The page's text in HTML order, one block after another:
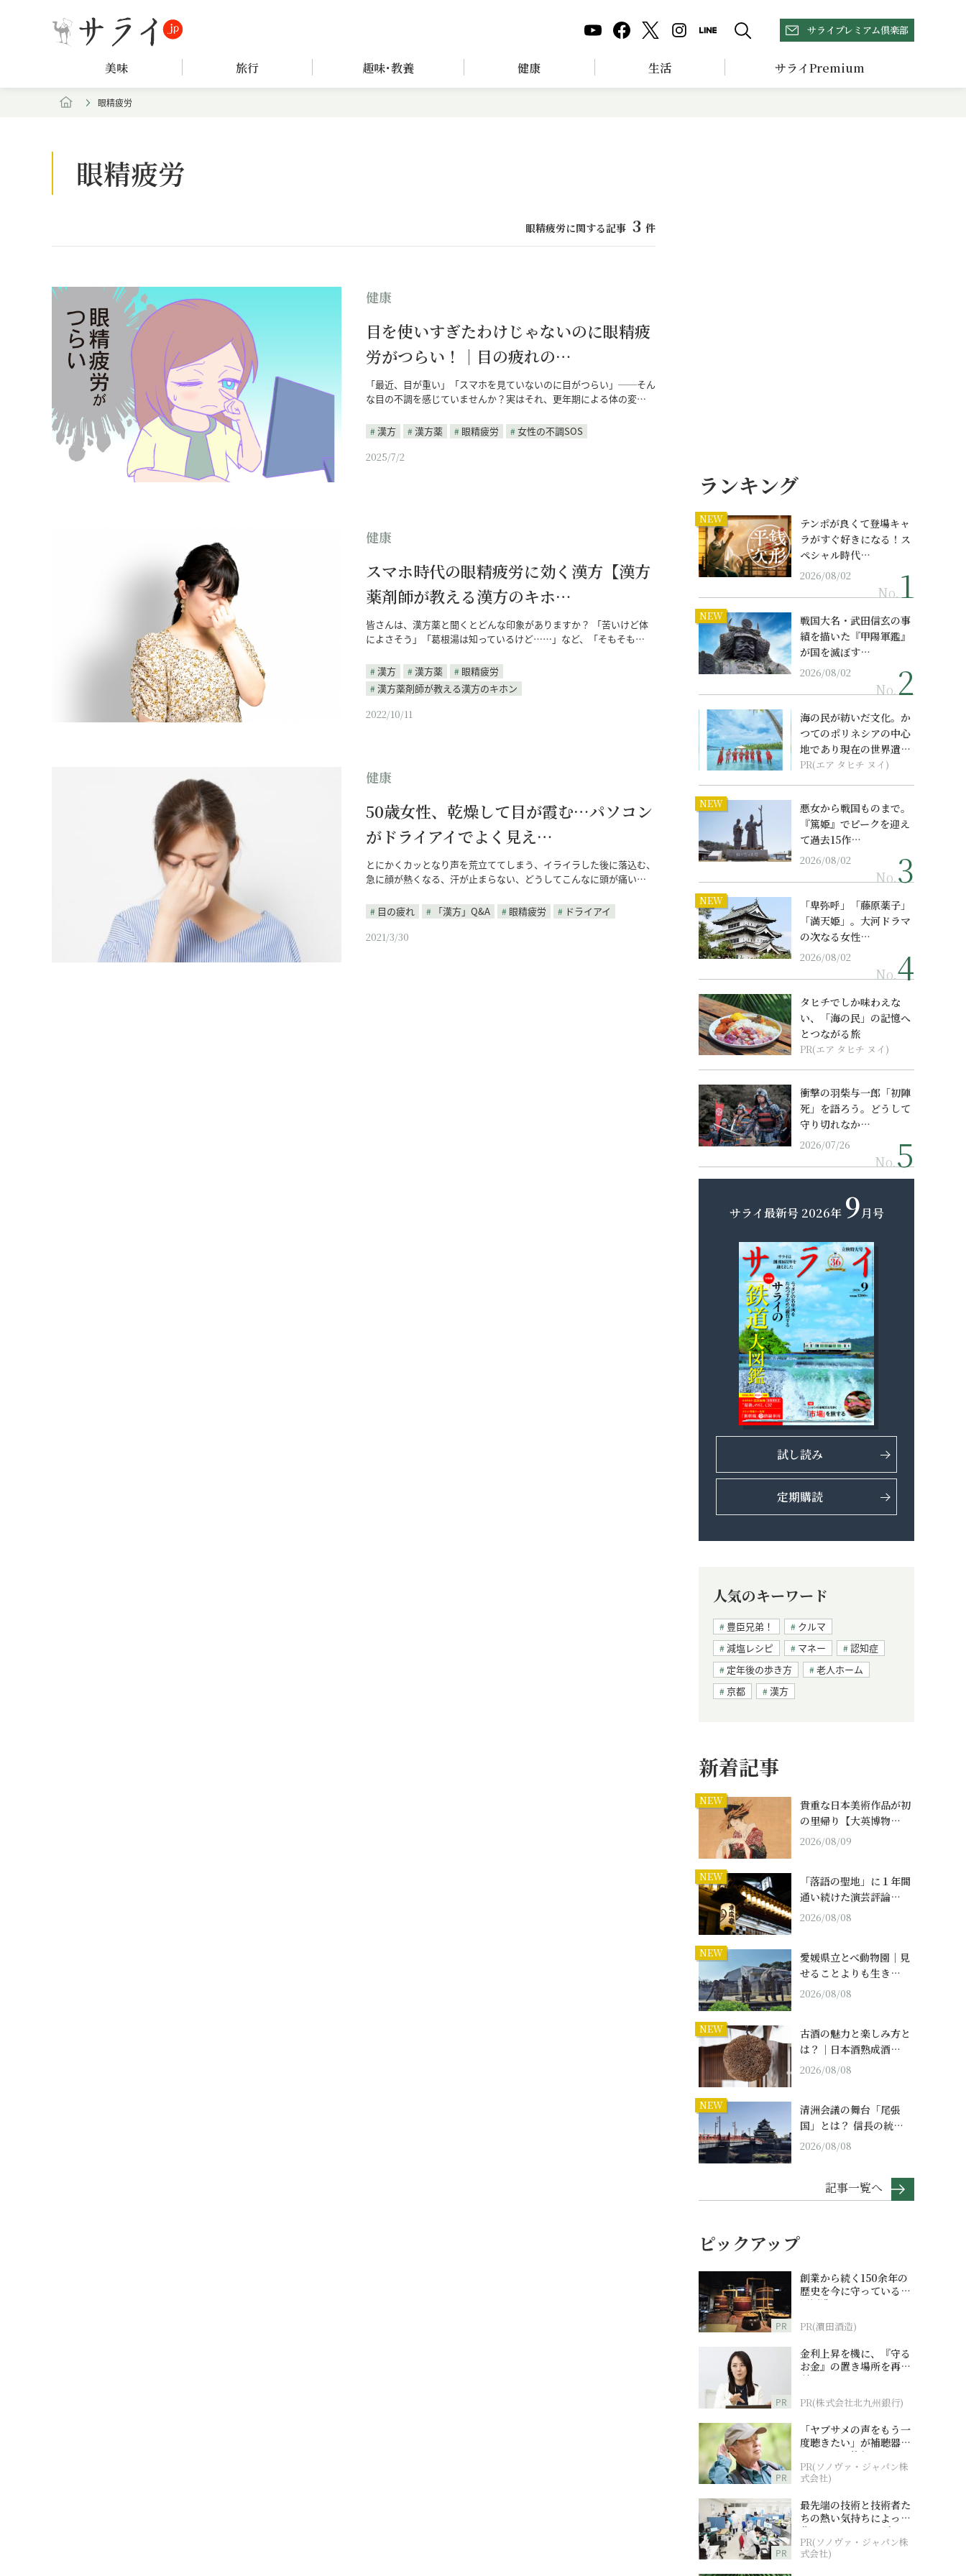
サライプレミアム倶楽部
美味 旅行 趣味･教養 健康 生活 サライPremium
眼精疲労
眼精疲労
眼精疲労に関する記事 3 件
健康
目を使いすぎたわけじゃないのに眼精疲
労がつらい！｜目の疲れの…
「最近、目が重い」「スマホを見ていないのに目がつらい」──そん
な目の不調を感じていませんか？実はそれ、更年期による体の変…
漢方 漢方薬 眼精疲労
女性の不調SOS
2025/7/2
健康
スマホ時代の眼精疲労に効く漢方【漢方
薬剤師が教える漢方のキホ…
皆さんは、漢方薬と聞くとどんな印象がありますか？ 「苦いけど体
によさそう」「葛根湯は知っているけど……」など、「そもそも…
漢方 漢方薬
眼精疲労
漢方薬剤師が教える漢方のキホン
2022/10/11
健康
50歳女性、乾燥して目が霞む…パソコン
がドライアイでよく見え…
とにかくカッとなり声を荒立ててしまう、イライラした後に落込む、
急に顔が熱くなる、汗が止まらない、どうしてこんなに頭が痛い…
目の疲れ 「漢方」Q&A 眼精疲労
ドライアイ
2021/3/30
ランキング
NEW
テンポが良くて登場キャ
ラがすぐ好きになる！ス
ペシャル時代…
2026/08/02
No.
NEW
戦国大名・武田信玄の事
績を描いた『甲陽軍鑑』
が国を滅ぼす…
2026/08/02
No.
海の民が紡いだ文化。か
つてのポリネシアの中心
地であり現在の世界遺産
からみえてくる...
PR(エア タヒチ ヌイ)
NEW
悪女から戦国ものまで。
『篤姫』でピークを迎え
て過去15作…
2026/08/02
No.
NEW
「卑弥呼」「藤原薬子」
「満天姫」。大河ドラマ
の次なる女性…
2026/08/02
No.
タヒチでしか味わえな
い、「海の民」の記憶へ
とつながる旅
PR(エア タヒチ ヌイ)
衝撃の羽柴与一郎「初陣
死」を語ろう。どうして
守り切れなか…
2026/07/26
No.
サライ最新号 2026年 9月号
試し読み
定期購読
人気のキーワード
豊臣兄弟！
クルマ
減塩レシピ
マネー
認知症
定年後の歩き方
老人ホーム
京都
漢方
新着記事
NEW
貴重な日本美術作品が初
の里帰り【大英博物…
2026/08/09
NEW
「落語の聖地」に１年間
通い続けた演芸評論…
2026/08/08
NEW
愛媛県立とべ動物園｜見
せることよりも生き…
2026/08/08
NEW
古酒の魅力と楽しみ方と
は？｜日本酒熟成酒…
2026/08/08
NEW
清洲会議の舞台「尾張
国」とは？ 信長の統…
2026/08/08
記事一覧へ
ピックアップ
PR
創業から続く150余年の
歴史を今に守っている濵
田酒造
PR(濵田酒造)
PR
金利上昇を機に、『守る
お金』の置き場所を再検
討
PR(株式会社北九州銀行)
PR
「ヤブサメの声をもう一
度聴きたい」が補聴器チ
ャレンジの後押しに
PR(ソノヴァ・ジャパン株
式会社)
PR
最先端の技術と技術者た
ちの熱い気持ちによって
作られているオーダーメ
イド補聴器
PR(ソノヴァ・ジャパン株
式会社)